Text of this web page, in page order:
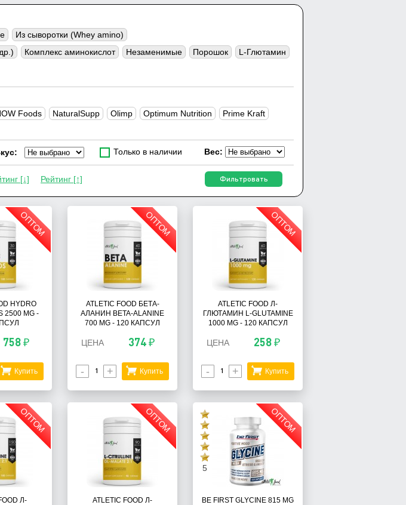
Из сыворотки (Whey amino)
Комплекс аминокислот Незаменимые Порошок
L-Глютамин
Foods NaturalSupp Olimp Optimum Nutrition
Prime Kraft
Только в наличии Вес:
[↓] Рейтинг [↑] Фильтровать
ОПТОМ
HYDRO
2500 MG -
758 ₽
Купить
ОПТОМ
ATLETIC FOOD БЕТА-
АЛАНИН BETA-ALANINE
700 MG - 120 КАПСУЛ
ЦЕНА 374 ₽
- + Купить
ОПТОМ
ATLETIC FOOD Л-
ГЛЮТАМИН L-GLUTAMINE
1000 MG - 120 КАПСУЛ
ЦЕНА 258 ₽
- + Купить
ОПТОМ
Л-
ОПТОМ
ATLETIC FOOD Л-
ОПТОМ
5
BE FIRST GLYCINE 815 MG